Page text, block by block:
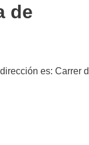
de
es: Carrer